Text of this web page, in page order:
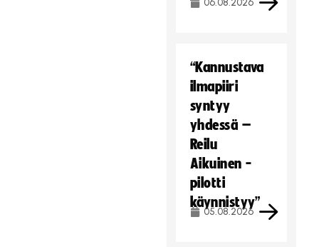
06.08.2026
“Kannustava
ilmapiiri
syntyy
yhdessä –
Reilu
Aikuinen -
pilotti
käynnistyy”
05.08.2026